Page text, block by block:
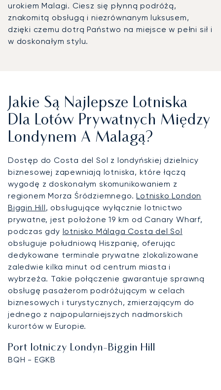
urokiem Malagi. Ciesz się płynną podróżą,
znakomitą obsługą i niezrównanym luksusem,
dzięki czemu dotrą Państwo na miejsce w pełni sił i
w doskonałym stylu.
Jakie Są Najlepsze Lotniska
Dla Lotów Prywatnych Między
Londynem A Malagą?
Dostęp do Costa del Sol z londyńskiej dzielnicy
biznesowej zapewniają lotniska, które łączą
wygodę z doskonałym skomunikowaniem z
regionem Morza Śródziemnego.Lotnisko London
Biggin Hill, obsługujące wyłącznie lotnictwo
prywatne, jest położone 19 km od Canary Wharf,
podczas gdy lotnisko Málaga Costa del Sol
obsługuje południową Hiszpanię, oferując
dedykowane terminale prywatne zlokalizowane
zaledwie kilka minut od centrum miasta i
wybrzeża. Takie połączenie gwarantuje sprawną
obsługę pasażerom podróżującym w celach
biznesowych i turystycznych, zmierzającym do
jednego z najpopularniejszych nadmorskich
kurortów w Europie.
Port lotniczy Londyn-Biggin Hill
BQH - EGKB